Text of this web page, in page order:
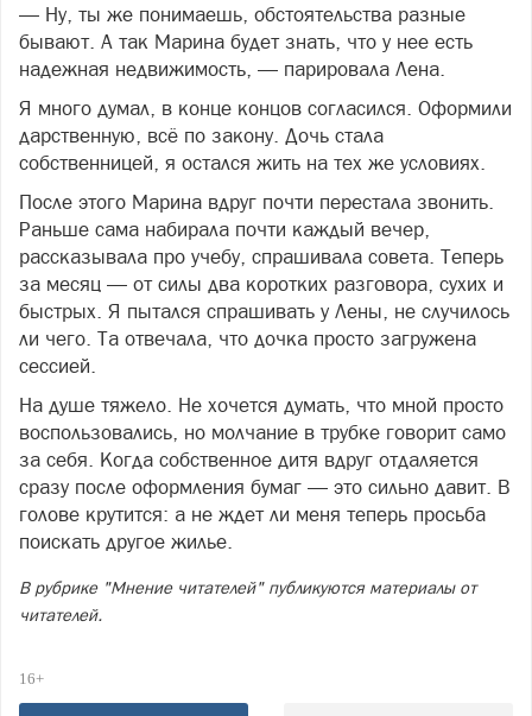
— Ну, ты же понимаешь, обстоятельства разные
бывают. А так Марина будет знать, что у нее есть
надежная недвижимость, — парировала Лена.
Я много думал, в конце концов согласился. Оформили
дарственную, всё по закону. Дочь стала
собственницей, я остался жить на тех же условиях.
После этого Марина вдруг почти перестала звонить.
Раньше сама набирала почти каждый вечер,
рассказывала про учебу, спрашивала совета. Теперь
за месяц — от силы два коротких разговора, сухих и
быстрых. Я пытался спрашивать у Лены, не случилось
ли чего. Та отвечала, что дочка просто загружена
сессией.
На душе тяжело. Не хочется думать, что мной просто
воспользовались, но молчание в трубке говорит само
за себя. Когда собственное дитя вдруг отдаляется
сразу после оформления бумаг — это сильно давит. В
голове крутится: а не ждет ли меня теперь просьба
поискать другое жилье.
В рубрике "Мнение читателей" публикуются материалы от
читателей.
16+